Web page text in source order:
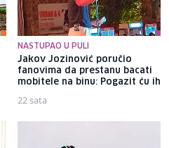
NASTUPAO U PULI
Jakov Jozinović poručio
fanovima da prestanu bacati
mobitele na binu: Pogazit ću ih
22 sata